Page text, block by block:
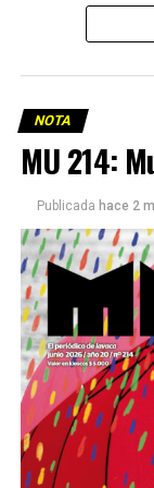
Este número
podría ser una
Descargar
NOTA
MU 214:
Publicada hace 2